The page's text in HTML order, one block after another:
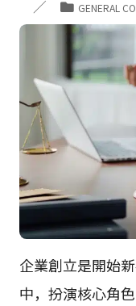
GENERAL
企業創立是開始
中，扮演核心角